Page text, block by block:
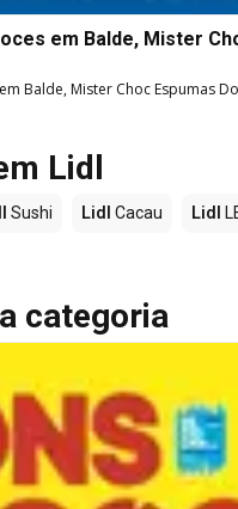
em Balde, Mister
Balde, Mister Choc Espumas
Lidl
Sushi Lidl Cacau Lidl
categoria